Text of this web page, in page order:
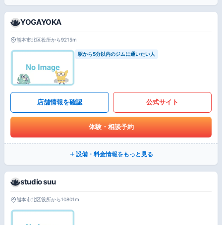
YOGAYOKA
熊本市北区役所から9215m
駅から5分以内のジムに通いたい人
店舗情報を確認 公式サイト
体験・相談予約
設備・料金情報をもっと見る
studio suu
熊本市北区役所から10801m